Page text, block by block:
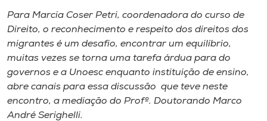
Para Marcia Coser Petri, coordenadora do curso de
Direito, o reconhecimento e respeito dos direitos dos
migrantes é um desafio, encontrar um equilíbrio,
muitas vezes se torna uma tarefa árdua para do
governos e a Unoesc enquanto instituição de ensino,
abre canais para essa discussão que teve neste
encontro, a mediação do Profº. Doutorando Marco
André Serighelli.